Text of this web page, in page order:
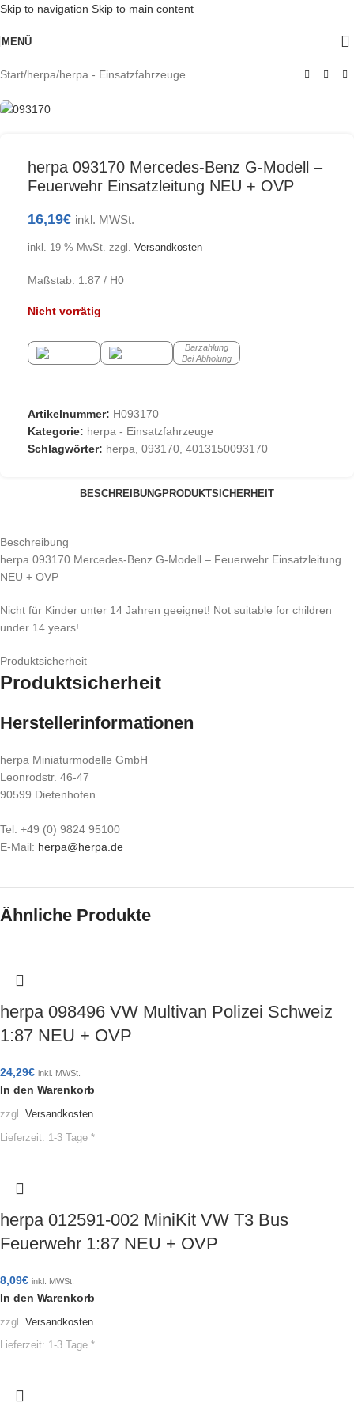
Skip to navigation Skip to main content
MENÜ
Start/herpa/herpa - Einsatzfahrzeuge
Ausverkauft
herpa 093170 Mercedes-Benz G-Modell –
Feuerwehr Einsatzleitung NEU + OVP
16,19€ inkl. MWSt.
inkl. 19 % MwSt. zzgl. Versandkosten
Maßstab: 1:87 / H0
Nicht vorrätig
Barzahlung
Bei Abholung
Artikelnummer: H093170
Kategorie: herpa - Einsatzfahrzeuge
Schlagwörter: herpa, 093170, 4013150093170
BESCHREIBUNGPRODUKTSICHERHEIT
Beschreibung
herpa 093170 Mercedes-Benz G-Modell – Feuerwehr Einsatzleitung
NEU + OVP
Nicht für Kinder unter 14 Jahren geeignet! Not suitable for children
under 14 years!
Produktsicherheit
Produktsicherheit
Herstellerinformationen
herpa Miniaturmodelle GmbH
Leonrodstr. 46-47
90599 Dietenhofen
Tel: +49 (0) 9824 95100
E-Mail: herpa@herpa.de
Ähnliche Produkte
herpa 098496 VW Multivan Polizei Schweiz
1:87 NEU + OVP
24,29€ inkl. MWSt.
In den Warenkorb
zzgl. Versandkosten
Lieferzeit: 1-3 Tage *
herpa 012591-002 MiniKit VW T3 Bus
Feuerwehr 1:87 NEU + OVP
8,09€ inkl. MWSt.
In den Warenkorb
zzgl. Versandkosten
Lieferzeit: 1-3 Tage *